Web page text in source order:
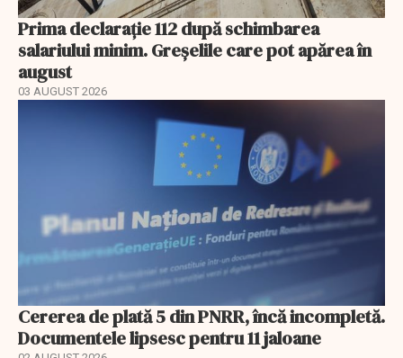
Prima declarație 112 după schimbarea
salariului minim. Greșelile care pot apărea în
august
03 AUGUST 2026
Cererea de plată 5 din PNRR, încă incompletă.
Documentele lipsesc pentru 11 jaloane